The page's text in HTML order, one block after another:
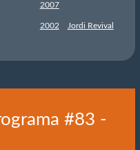
2007
2002 Jordi Revival
#83 -